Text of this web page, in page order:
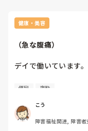
健康・美容
（急な腹痛）
デイで働いています
便秘になりがちで悩
特に夜勤フロアで1人
なときは｢どうされ
便秘 夜勤
こう
障害福祉関連, 障害